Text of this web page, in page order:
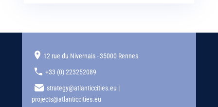
12 rue du Nivernais - 35000 Rennes
+33 (0) 223252089
strategy@atlanticcities.eu |
projects@atlanticcities.eu